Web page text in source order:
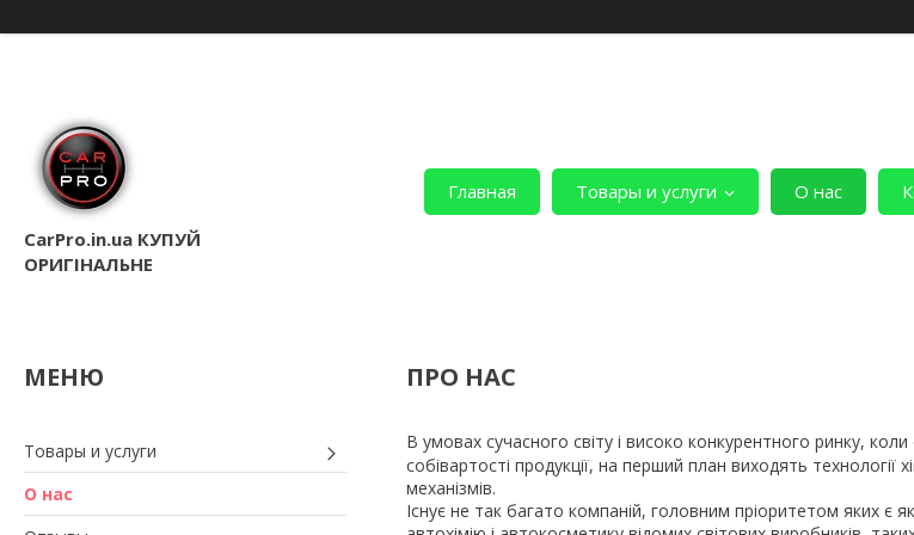
CarPro.in.ua КУПУЙ
ОРИГІНАЛЬНЕ
Главная Товары и услуги О нас
Товары и услуги
О нас
ПРО НАС
В умовах сучасного світу і високо конкурентного ринку,
собівартості продукції, на перший план виходять
механізмів.
Існує не так багато компаній, головним пріоритетом яких є